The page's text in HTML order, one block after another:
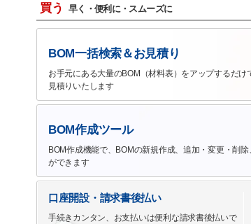
買う 早く・便利に・スムーズに
BOM一括検索＆お見積り
お手元にある大量のBOM（材料表）をアップするだけ
見積りいたします
BOM作成ツール
BOM作成機能で、BOMの新規作成、追加・変更・削除
ができます
口座開設・請求書後払い
手続きカンタン、お支払いは便利な請求書後払いで